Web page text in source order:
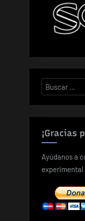
Buscar:
¡Gracias
Ayúdanos a